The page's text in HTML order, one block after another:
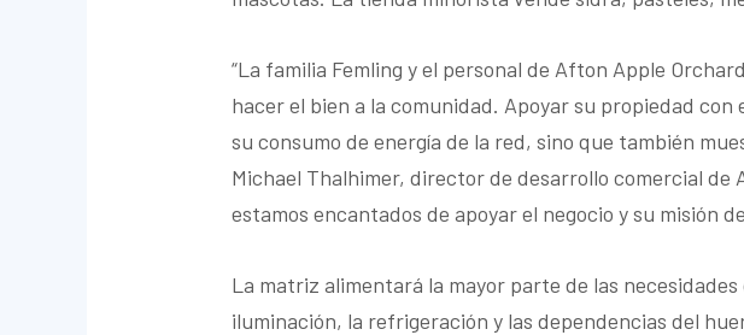
“La familia Femling y el personal de Afton Apple
hacer el bien a la comunidad. Apoyar su propiedad
su consumo de energía de la red, sino que también
Michael Thalhimer, director de desarrollo comercial de
estamos encantados de apoyar el negocio y su misión
La matriz alimentará la mayor parte de las
iluminación, la refrigeración y las dependencias del